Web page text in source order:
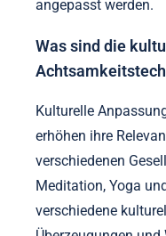
Unterschiede
das tägliche Leben
Meditation und
variieren. Das
erhöht die
indem Ansätze an
angepasst werden.
Was sind die